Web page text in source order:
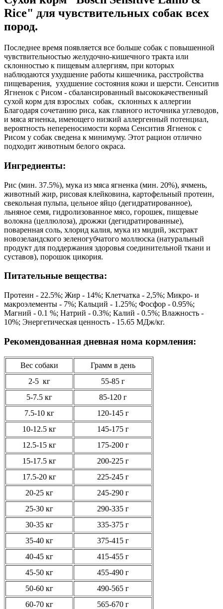
Rice" для чувствительных собак всех
пород.
Последнее время появляется все больше собак с повышенной
чувствительностью желудочно-кишечного тракта или
склонностью к пищевым аллергиям, при которых
наблюдаются ухудшение работы кишечника, расстройства
пищеварения, ухудшение состояния кожи и шерсти. Сенситив
Ягненок с Рисом - сбалансированный высококачественный
сухой корм для взрослых собак, склонных к аллергии
Благодаря сочетанию риса, как главного источника углеводов,
и мяса ягненка, имеющего низкий аллергенный потенциал,
вероятность непереносимости корма Сенситив Ягненок с
Рисом у собак сведена к минимуму. Этот рацион отлично
подходит животным белого окраса.
Ингредиенты:
Рис (мин. 37.5%), мука из мяса ягненка (мин. 20%), ячмень,
животный жир, рисовая клейковина, картофельный протеин,
свекольная пульпа, цельное яйцо (дегидратированное),
льняное семя, гидролизованное мясо, горошек, пищевые
волокна (целлюлоза), дрожжи (дегидратированные),
поваренная соль, хлорид калия, мука из мидий, экстракт
новозеландского зеленогубчатого моллюска (натуральный
продукт для поддержания здоровья соединительной ткани и
суставов), порошок цикория.
Питательные вещества:
Протеин - 22.5%; Жир - 14%; Клетчатка - 2,5%; Микро- и
макроэлементы - 7%; Кальций - 1.25%; Фосфор - 0.95%;
Магний - 0.1 %; Натрий - 0.3%; Калий - 0.5%; Влажность -
10%; Энергетическая ценность - 15.65 МДж/кг.
Рекомендованная дневная нома кормления:
Вес собаки
Грамм в день
2-5 кг
55-85 г
5-7.5 кг
85-120 г
7.5-10 кг
120-145 г
10-12.5 кг
145-175 г
12.5-15 кг
175-200 г
15-17.5 кг
200-225 г
17.5-20 кг
225-245 г
20-25 кг
245-290 г
25-30 кг
290-335 г
30-35 кг
335-375 г
35-40 кг
375-415 г
40-45 кг
415-455 г
45-50 кг
455-490 г
50-60 кг
490-565 г
60-70 кг
565-670 г